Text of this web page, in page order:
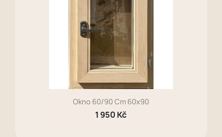
Okno 60/90 Cm 60x90
1 950 Kč